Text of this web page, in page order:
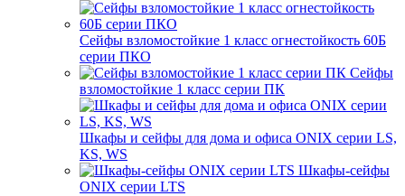
Сейфы взломостойкие 1 класс огнестойкость 60Б
серии ПКО
Сейфы
взломостойкие 1 класс серии ПК
Шкафы и сейфы для дома и офиса ONIX серии LS,
KS, WS
Шкафы-сейфы
ONIX серии LTS